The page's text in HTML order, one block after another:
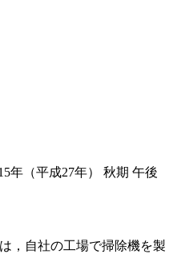
年（平成27年） 秋期 午後
，自社の工場で掃除機を製